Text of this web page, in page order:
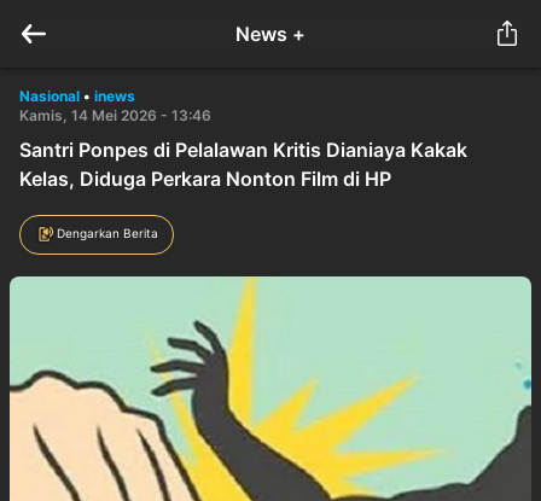
News +
Nasional • inews
Kamis, 14 Mei 2026 - 13:46
Santri Ponpes di Pelalawan Kritis Dianiaya Kakak
Kelas, Diduga Perkara Nonton Film di HP
Dengarkan Berita